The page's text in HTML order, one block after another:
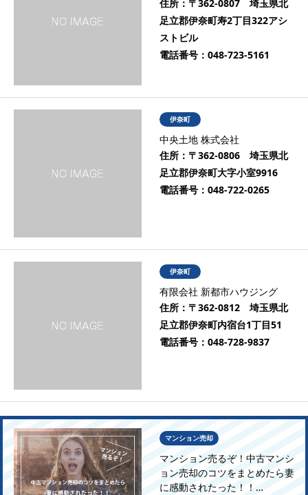
住所： 〒362-0807 埼玉県北
足立郡伊奈町寿2丁目322アシ
ストビル
電話番号： 048-723-5161
伊奈町
中央土地 株式会社
住所： 〒362-0806 埼玉県北
足立郡伊奈町大字小室9916
電話番号： 048-722-0265
伊奈町
有限会社 新都市ハウジング
住所： 〒362-0812 埼玉県北
足立郡伊奈町内宿台1丁目51
電話番号： 048-728-9837
マンション売却
マンション売るぞ！中古マンシ
ョン売却のコツをまとめたら妻
に感動されたった！！…